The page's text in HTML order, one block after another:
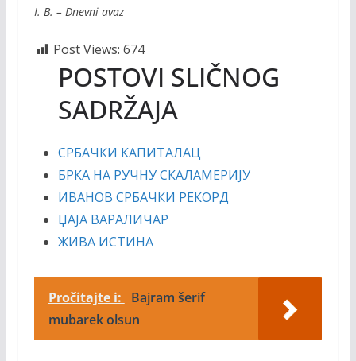
I. B. – Dnevni avaz
Post Views: 674
POSTOVI SLIČNOG
SADRŽAJA
СРБАЧКИ КАПИТАЛАЦ
БРКА НА РУЧНУ СКАЛАМЕРИЈУ
ИВАНОВ СРБАЧКИ РЕКОРД
ЏАЈА ВАРАЛИЧАР
ЖИВА ИСТИНА
Pročitajte i:
Bajram šerif
mubarek olsun